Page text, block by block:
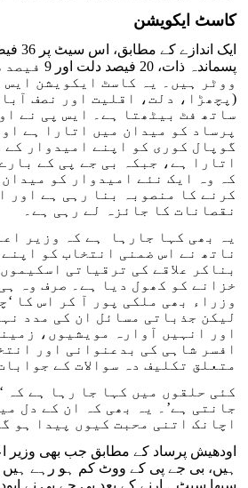
کاسٹ ایکویشن
پسماندہ
ووٹر ہیں۔ یہ کاسٹ ایکویشن ایس
(پچھڑا، دلت، اقلیت اور نصف
ساتھ فٹ بیٹھتا ہے۔ ایس پی نے
پرساد کو میدان میں اتارا ہے
گوپال کوری کو اپنے امیدوار کے
اتارا ہے، جبکہ بی جے پی کے
کہ وہ ایک نئے امیدوار کو
کرنے کا منصوبہ بنا رہی ہے اور
نقصانات کا جائزہ لے رہی ہے۔
یہ بھی کہا جارہا ہے کہ وزیر
ناتھ نے اس ضمنی انتخاب کو اپنے
بناکر علاقے کی ترقیاتی
خزانے کو کھول دیا ہے۔ صرف وہ
وزراء بھی ملکی پور آ کر اس کا
لیکن جذباتی مسائل ان کی مدد
اور انہیں آوارہ مویشیوں،
افسر شاہی کی بدعنوانی اور
متعلق تکلیف دہ سوالات کے
کئی حلقوں میں کہا جا رہا ہے کہ
جانتی ہے’۔ یہ بھی کہ ان کے دل
اچانک اتنی محبت کیوں پیدا ہو
اودھیش پرساد کے مطابق جب بھی وزیر
ہیں، بی جے پی کے ووٹ کم ہو رہے
سبھا سیٹ ہارنے کے بعد بی جے پی نے